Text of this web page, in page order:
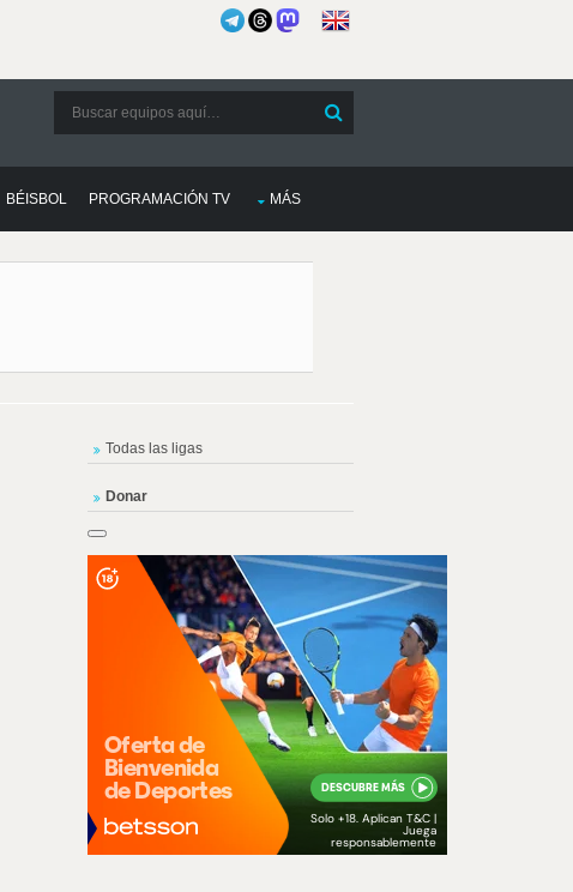
BÉISBOL PROGRAMACIÓN TV MÁS
Todas las ligas
Donar